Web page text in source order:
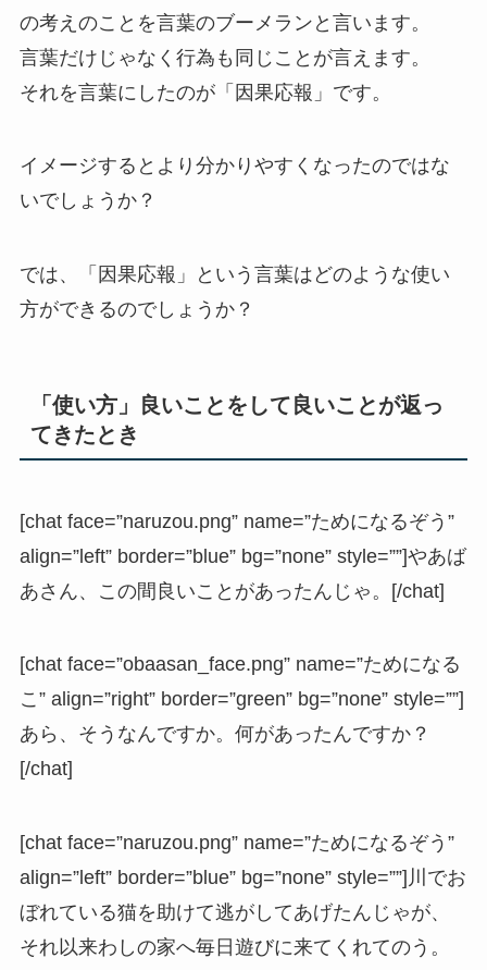
の考えのことを言葉のブーメランと言います。
言葉だけじゃなく行為も同じことが言えます。
それを言葉にしたのが「因果応報」です。
イメージするとより分かりやすくなったのではな
いでしょうか？
では、「因果応報」という言葉はどのような使い
方ができるのでしょうか？
「使い方」良いことをして良いことが返っ
てきたとき
[chat face=”naruzou.png” name=”ためになるぞう”
align=”left” border=”blue” bg=”none” style=””]やあば
あさん、この間良いことがあったんじゃ。[/chat]
[chat face=”obaasan_face.png” name=”ためになる
こ” align=”right” border=”green” bg=”none” style=””]
あら、そうなんですか。何があったんですか？
[/chat]
[chat face=”naruzou.png” name=”ためになるぞう”
align=”left” border=”blue” bg=”none” style=””]川でお
ぼれている猫を助けて逃がしてあげたんじゃが、
それ以来わしの家へ毎日遊びに来てくれてのう。